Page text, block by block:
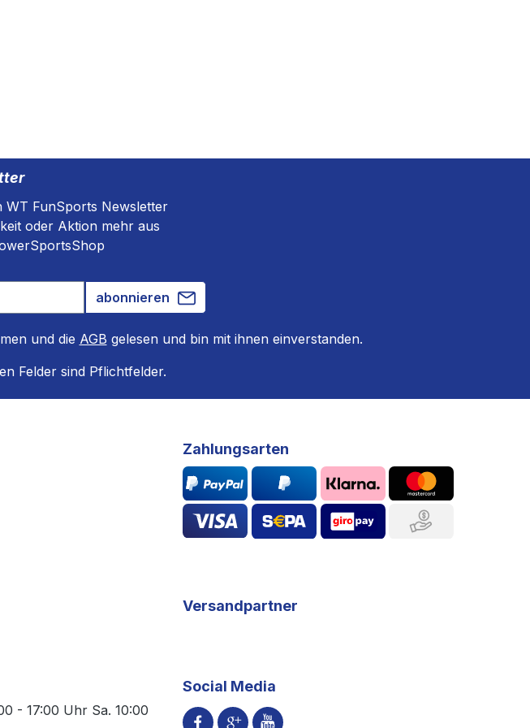
WT FunSports Newsletter
oder Aktion mehr aus
abonnieren
und die AGB gelesen und bin mit ihnen einverstanden.
Felder sind Pflichtfelder.
- 17:00 Uhr Sa. 10:00
Zahlungsarten
Versandpartner
Social Media